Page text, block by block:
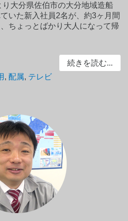
り大分県佐伯市の大分地域造船
いた新入社員2名が、約3ヶ月間
ちょっとばかり大人になって帰
続きを読む...
, 配属, テレビ